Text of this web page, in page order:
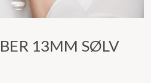
13MM SØLV